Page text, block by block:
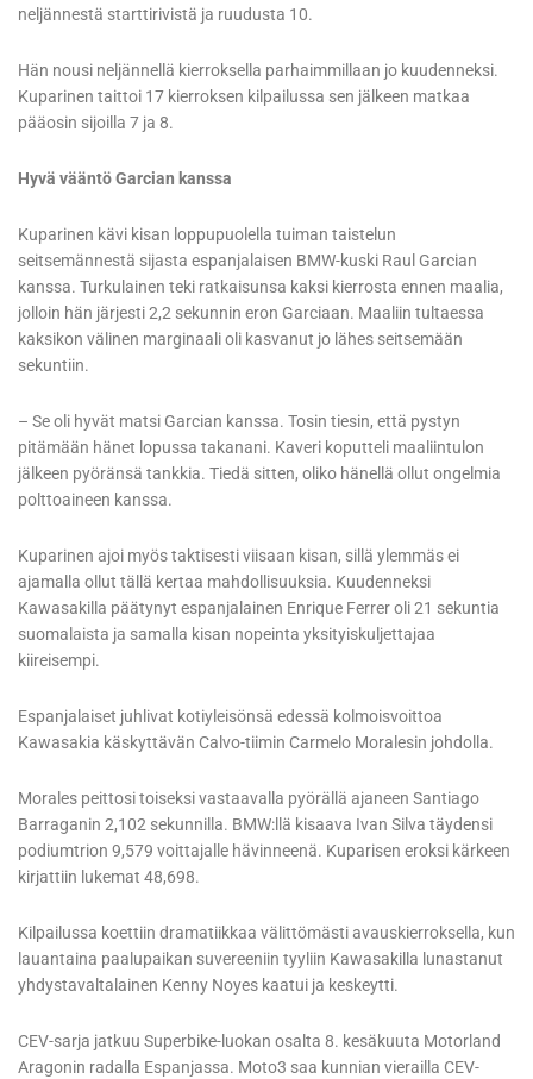
neljännestä starttirivistä ja ruudusta 10.
Hän nousi neljännellä kierroksella parhaimmillaan jo kuudenneksi.
Kuparinen taittoi 17 kierroksen kilpailussa sen jälkeen matkaa
pääosin sijoilla 7 ja 8.
Hyvä vääntö Garcian kanssa
Kuparinen kävi kisan loppupuolella tuiman taistelun
seitsemännestä sijasta espanjalaisen BMW-kuski Raul Garcian
kanssa. Turkulainen teki ratkaisunsa kaksi kierrosta ennen maalia,
jolloin hän järjesti 2,2 sekunnin eron Garciaan. Maaliin tultaessa
kaksikon välinen marginaali oli kasvanut jo lähes seitsemään
sekuntiin.
– Se oli hyvät matsi Garcian kanssa. Tosin tiesin, että pystyn
pitämään hänet lopussa takanani. Kaveri koputteli maaliintulon
jälkeen pyöränsä tankkia. Tiedä sitten, oliko hänellä ollut ongelmia
polttoaineen kanssa.
Kuparinen ajoi myös taktisesti viisaan kisan, sillä ylemmäs ei
ajamalla ollut tällä kertaa mahdollisuuksia. Kuudenneksi
Kawasakilla päätynyt espanjalainen Enrique Ferrer oli 21 sekuntia
suomalaista ja samalla kisan nopeinta yksityiskuljettajaa
kiireisempi.
Espanjalaiset juhlivat kotiyleisönsä edessä kolmoisvoittoa
Kawasakia käskyttävän Calvo-tiimin Carmelo Moralesin johdolla.
Morales peittosi toiseksi vastaavalla pyörällä ajaneen Santiago
Barraganin 2,102 sekunnilla. BMW:llä kisaava Ivan Silva täydensi
podiumtrion 9,579 voittajalle hävinneenä. Kuparisen eroksi kärkeen
kirjattiin lukemat 48,698.
Kilpailussa koettiin dramatiikkaa välittömästi avauskierroksella, kun
lauantaina paalupaikan suvereeniin tyyliin Kawasakilla lunastanut
yhdystavaltalainen Kenny Noyes kaatui ja keskeytti.
CEV-sarja jatkuu Superbike-luokan osalta 8. kesäkuuta Motorland
Aragonin radalla Espanjassa. Moto3 saa kunnian vierailla CEV-